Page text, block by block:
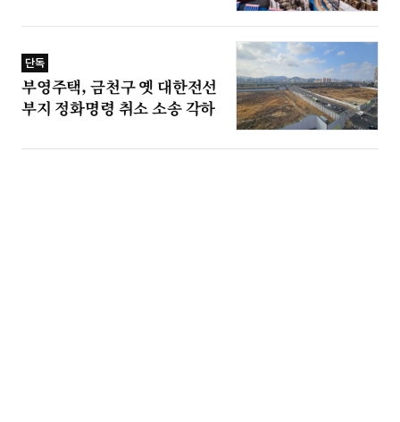
단독
부영주택, 금천구 옛 대한전선
부지 정화명령 취소 소송 각하